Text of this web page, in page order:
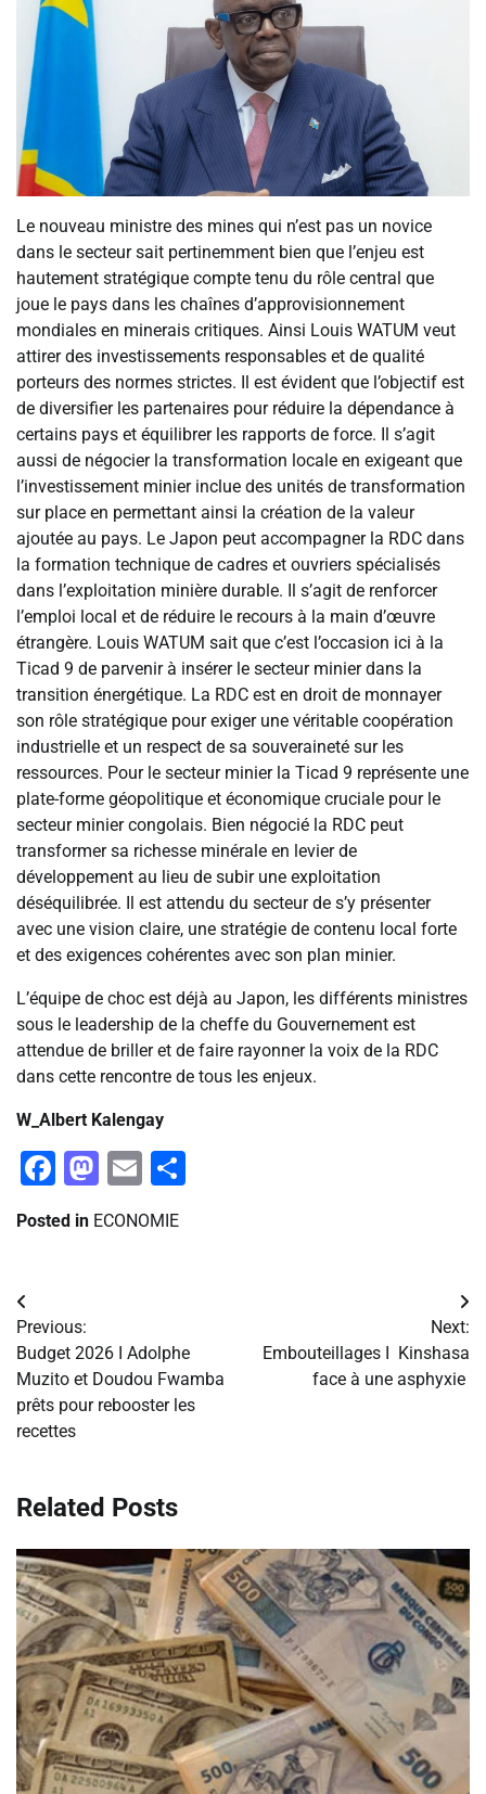
Le nouveau ministre des mines qui n’est pas un novice
dans le secteur sait pertinemment bien que l’enjeu est
hautement stratégique compte tenu du rôle central que
joue le pays dans les chaînes d’approvisionnement
mondiales en minerais critiques. Ainsi Louis WATUM veut
attirer des investissements responsables et de qualité
porteurs des normes strictes. Il est évident que l’objectif est
de diversifier les partenaires pour réduire la dépendance à
certains pays et équilibrer les rapports de force. Il s’agit
aussi de négocier la transformation locale en exigeant que
l’investissement minier inclue des unités de transformation
sur place en permettant ainsi la création de la valeur
ajoutée au pays. Le Japon peut accompagner la RDC dans
la formation technique de cadres et ouvriers spécialisés
dans l’exploitation minière durable. Il s’agit de renforcer
l’emploi local et de réduire le recours à la main d’œuvre
étrangère. Louis WATUM sait que c’est l’occasion ici à la
Ticad 9 de parvenir à insérer le secteur minier dans la
transition énergétique. La RDC est en droit de monnayer
son rôle stratégique pour exiger une véritable coopération
industrielle et un respect de sa souveraineté sur les
ressources. Pour le secteur minier la Ticad 9 représente une
plate-forme géopolitique et économique cruciale pour le
secteur minier congolais. Bien négocié la RDC peut
transformer sa richesse minérale en levier de
développement au lieu de subir une exploitation
déséquilibrée. Il est attendu du secteur de s’y présenter
avec une vision claire, une stratégie de contenu local forte
et des exigences cohérentes avec son plan minier.
L’équipe de choc est déjà au Japon, les différents ministres
sous le leadership de la cheffe du Gouvernement est
attendue de briller et de faire rayonner la voix de la RDC
dans cette rencontre de tous les enjeux.
W_Albert Kalengay
Facebook
Mastodon
Email
Posted in ECONOMIE
Navigation
de
l’article
Previous:
Budget 2026 I Adolphe
Muzito et Doudou Fwamba
prêts pour rebooster les
recettes
Next:
Embouteillages I Kinshasa
face à une asphyxie
Related Posts